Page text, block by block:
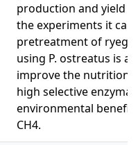
production and yield
the experiments it
pretreatment of
using P. ostreatus is a
improve the
high selective
environmental
CH4.